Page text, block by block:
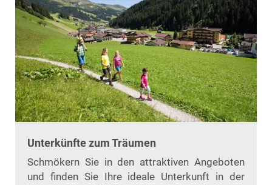
Unterkünfte zum Träumen
Schmökern Sie in den attraktiven Angeboten
und finden Sie Ihre ideale Unterkunft in der